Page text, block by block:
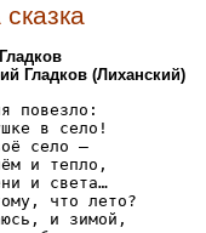
Гладков (Лиханский)
повезло:
в село!
село –
и тепло,
и света…
что лето?
и зимой,